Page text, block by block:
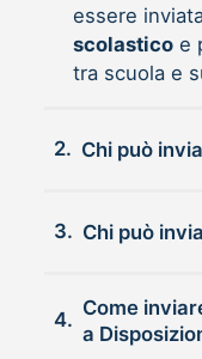
essere
scolasticoe
tra scuola e
2.
3. Chi può
4.
Come
a